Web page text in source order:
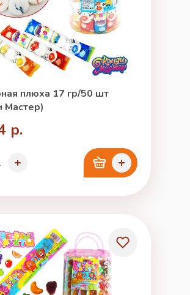
плюха 17 гр/50 шт
Мастер)
р.